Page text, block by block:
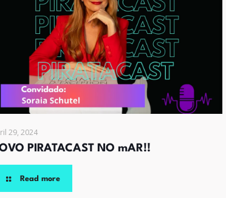
29, 2024
PIRATACAST NO mAR!!
Read more